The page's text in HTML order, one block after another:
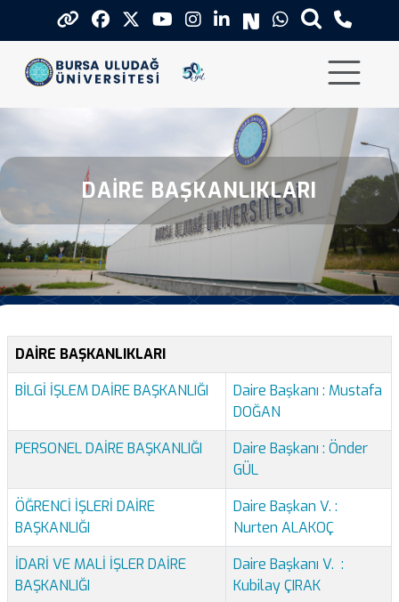
Daire Baskanliklari
DAIRE BAŞKANLIKLARI
DAİRE BAŞKANLIKLARI
BİLGİ İŞLEM DAİRE BAŞKANLIĞI
Daire Başkanı : Mustafa
DOĞAN
PERSONEL DAİRE BAŞKANLIĞI
Daire Başkanı : Önder
GÜL
ÖĞRENCİ İŞLERİ DAİRE
BAŞKANLIĞI
Daire Başkan V. :
Nurten ALAKOÇ
İDARİ VE MALİ İŞLER DAİRE
BAŞKANLIĞI
Daire Başkanı V. :
Kubilay ÇIRAK